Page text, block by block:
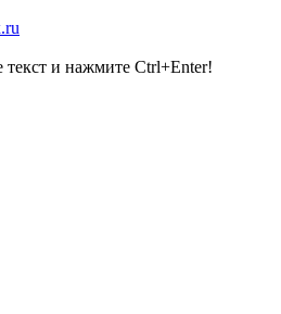
и нажмите Ctrl+Enter!